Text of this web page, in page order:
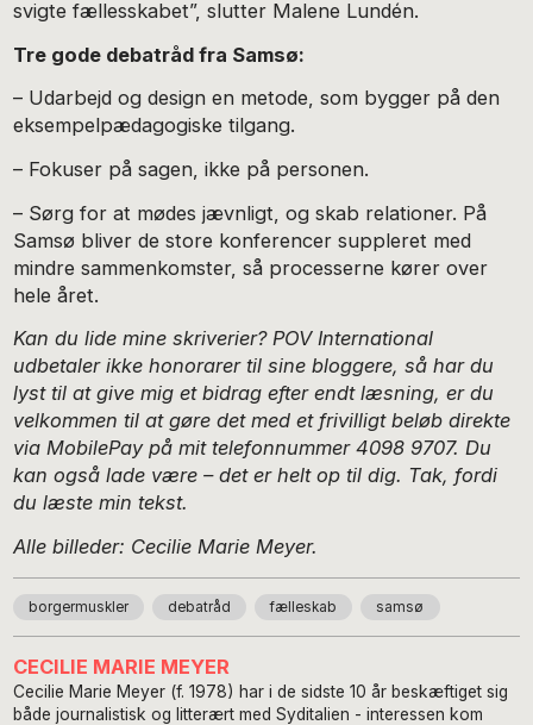
svigte fællesskabet”, slutter Malene Lundén.
Tre gode debatråd fra Samsø:
– Udarbejd og design en metode, som bygger på den
eksempelpædagogiske tilgang.
– Fokuser på sagen, ikke på personen.
– Sørg for at mødes jævnligt, og skab relationer. På
Samsø bliver de store konferencer suppleret med
mindre sammenkomster, så processerne kører over
hele året.
Kan du lide mine skriverier? POV International
udbetaler ikke honorarer til sine bloggere, så har du
lyst til at give mig et bidrag efter endt læsning, er du
velkommen til at gøre det med et frivilligt beløb direkte
via MobilePay på mit telefonnummer 4098 9707. Du
kan også lade være – det er helt op til dig. Tak, fordi
du læste min tekst.
Alle billeder: Cecilie Marie Meyer.
borgermuskler debatråd fælleskab samsø
CECILIE MARIE MEYER
Cecilie Marie Meyer (f. 1978) har i de sidste 10 år beskæftiget sig
både journalistisk og litterært med Syditalien - interessen kom